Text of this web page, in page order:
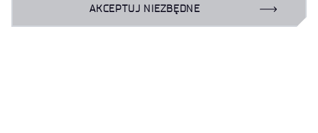
AKCEPTUJ NIEZBĘDNE